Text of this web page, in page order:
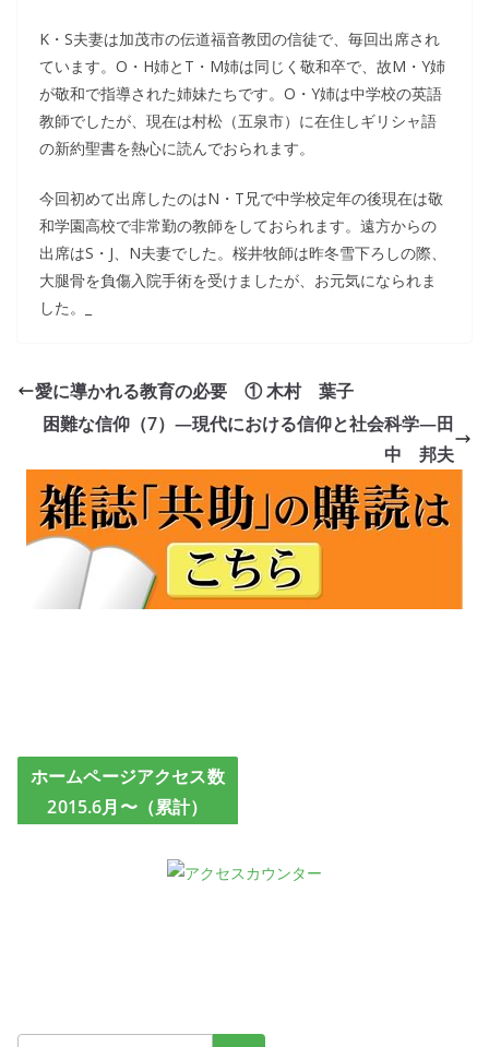
K・S夫妻は加茂市の伝道福音教団の信徒で、毎回出席され
ています。O・H姉とT・M姉は同じく敬和卒で、故M・Y姉
が敬和で指導された姉妹たちです。O・Y姉は中学校の英語
教師でしたが、現在は村松（五泉市）に在住しギリシャ語
の新約聖書を熱心に読んでおられます。
今回初めて出席したのはN・T兄で中学校定年の後現在は敬
和学園高校で非常勤の教師をしておられます。遠方からの
出席はS・J、N夫妻でした。桜井牧師は昨冬雪下ろしの際、
大腿骨を負傷入院手術を受けましたが、お元気になられま
した。_
愛に導かれる教育の必要 ① 木村 葉子
困難な信仰（7）―現代における信仰と社会科学―田
中 邦夫
ホームページアクセス数
2015.6月〜（累計）